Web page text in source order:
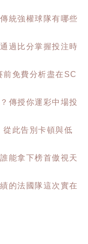
統強權球隊有哪些
過比分掌握投注時
前免費分析盡在SC
傳授你運彩中場投
此告別卡頓與低
能拿下榜首傲視天
的法國隊這次實在